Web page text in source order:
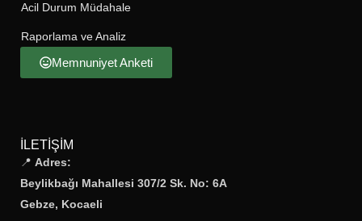
Acil Durum Müdahale
Raporlama ve Analiz
Memnuniyet Anketi
İLETIŞIM
📍 Adres:
Beylikbağı Mahallesi 307/2 Sk. No: 6A
Gebze, Kocaeli